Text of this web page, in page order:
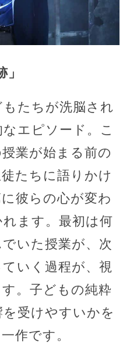
たちが洗脳され
エピソード。こ
業が始まる前の
たちに語りかけ
彼らの心が変わ
ます。最初は何
いた授業が、次
いく過程が、視
。子どもの純粋
受けやすいかを
作です。